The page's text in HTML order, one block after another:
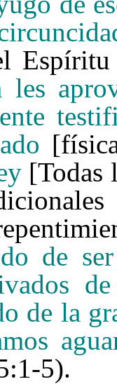
Espíritu
les
[Todas
de
de la
5).